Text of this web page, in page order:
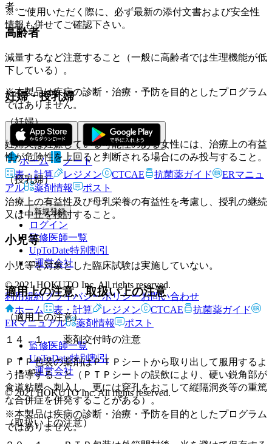
者。
高齢者
減量するなど注意すること（一般に高齢者では生理機能が低
下している）。
妊婦・授乳婦
（妊婦）
妊婦又は妊娠している可能性のある女性には、治療上の有益
性が危険性を上回ると判断される場合にのみ投与すること。
（授乳婦）
治療上の有益性及び母乳栄養の有益性を考慮し、授乳の継続
又は中止を検討すること。
小児等
小児等を対象とした臨床試験は実施していない。
適用上の注意、取扱い上の注意
（適用上の注意）
１４．１． 薬剤交付時の注意
ＰＴＰ包装の薬剤はＰＴＰシートから取り出して服用するよ
う指導すること（ＰＴＰシートの誤飲により、硬い鋭角部が
食道粘膜へ刺入し、更には穿孔をおこして縦隔洞炎等の重篤
な合併症を併発することがある）。
（取扱い上の注意）
※ ご使用いただく際に、必ず最新の添付文書および安全性
情報も併せてご確認下さい。
※本製品は疾病の診断・治療・予防を目的としたプログラム
ではありません。
ホーム
ノート
表・計算
レジメン CTCAE 抗菌薬ガイド
ERマニュ
アル
薬剤情報 ポスト
新規登録
ログイン
監修医師一覧
UpToDate特別割引
運営会社
© 2021 HOKUTO Inc. All rights reserved.
利用規約プライバシーポリシーお問い合わせ
ホーム
表・計算 レジメン CTCAE
抗菌薬ガイド
ERマニュアル
薬剤情報 ポスト
監修医師一覧
UpToDate特別割引
運営会社
© 2021 HOKUTO Inc. All rights reserved.
※本製品は疾病の診断・治療・予防を目的としたプログラム
ではありません。